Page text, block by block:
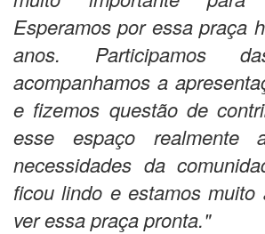
Esperamos por essa praça
anos. Participamos
acompanhamos a
e fizemos questão de
esse espaço realmente
necessidades da
ficou lindo e estamos muito
ver essa praça pronta."